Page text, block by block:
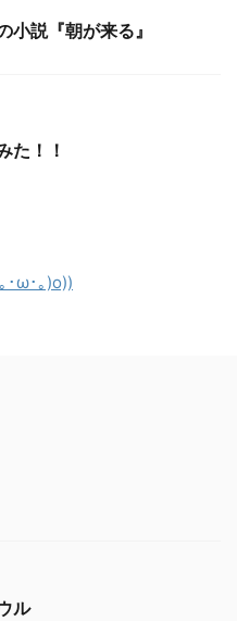
小説『朝が来る』
た！！
･ω･｡)o))
ル